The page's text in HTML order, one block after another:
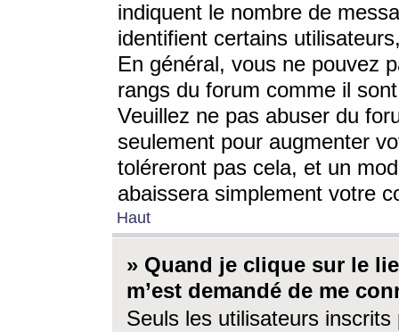
indiquent le nombre de
identifient certains
En général, vous ne pouvez
rangs du forum comme il
Veuillez ne pas abuser du
seulement pour augmenter
toléreront pas cela, et un
abaissera simplement votre
Haut
» Quand je clique sur le
m’est demandé de me
Seuls les utilisateurs